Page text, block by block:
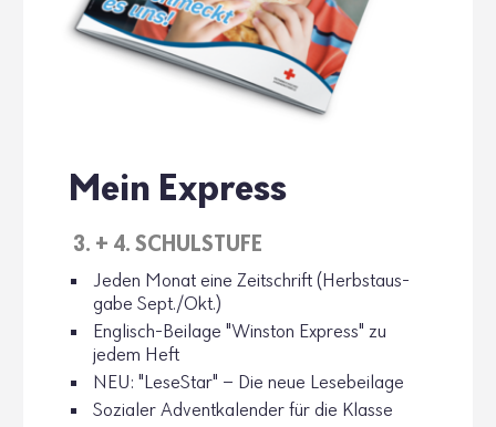
Mein Express
3. + 4. SCHUL­STUFE
Jeden Monat eine Zeit­schrift (Herbst­aus­
gabe Sept./Okt.)
Englisch-Beilage "Winston Express" zu
jedem Heft
NEU: "Lese­Star" – Die neue Lese­bei­lage
Sozialer Advent­ka­lender für die Klasse